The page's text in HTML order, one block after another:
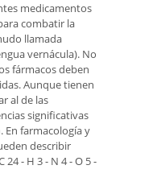
medicamentos
combatir la
llamada
vernácula). No
fármacos deben
Aunque tienen
al de las
significativas
En farmacología y
describir
- H 3 - N 4 - O 5 -